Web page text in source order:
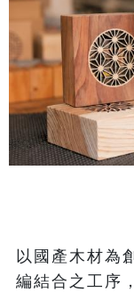
以國產木材為
編結合之工序